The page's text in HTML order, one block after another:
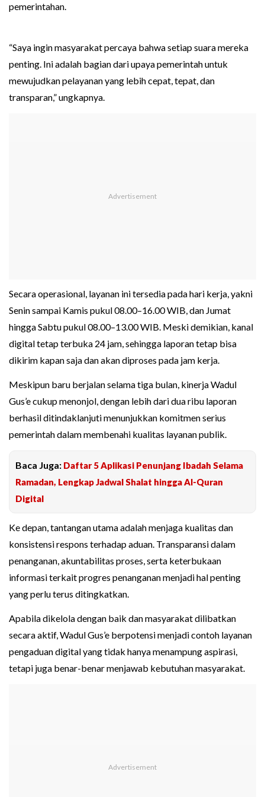
pemerintahan.
“Saya ingin masyarakat percaya bahwa setiap suara mereka
penting. Ini adalah bagian dari upaya pemerintah untuk
mewujudkan pelayanan yang lebih cepat, tepat, dan
transparan,” ungkapnya.
Secara operasional, layanan ini tersedia pada hari kerja, yakni
Senin sampai Kamis pukul 08.00–16.00 WIB, dan Jumat
hingga Sabtu pukul 08.00–13.00 WIB. Meski demikian, kanal
digital tetap terbuka 24 jam, sehingga laporan tetap bisa
dikirim kapan saja dan akan diproses pada jam kerja.
Meskipun baru berjalan selama tiga bulan, kinerja Wadul
Gus’e cukup menonjol, dengan lebih dari dua ribu laporan
berhasil ditindaklanjuti menunjukkan komitmen serius
pemerintah dalam membenahi kualitas layanan publik.
Baca Juga: Daftar 5 Aplikasi Penunjang Ibadah Selama
Ramadan, Lengkap Jadwal Shalat hingga Al-Quran
Digital
Ke depan, tantangan utama adalah menjaga kualitas dan
konsistensi respons terhadap aduan. Transparansi dalam
penanganan, akuntabilitas proses, serta keterbukaan
informasi terkait progres penanganan menjadi hal penting
yang perlu terus ditingkatkan.
Apabila dikelola dengan baik dan masyarakat dilibatkan
secara aktif, Wadul Gus’e berpotensi menjadi contoh layanan
pengaduan digital yang tidak hanya menampung aspirasi,
tetapi juga benar-benar menjawab kebutuhan masyarakat.